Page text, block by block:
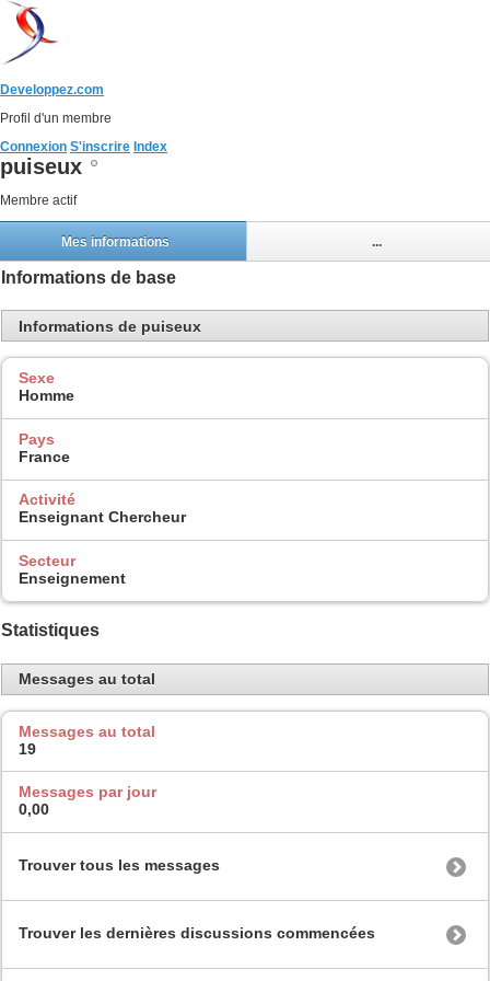
Developpez.com
Profil d'un membre
Connexion S'inscrire Index
puiseux
Membre actif
Mes informations ...
Informations de base
Informations de puiseux
Sexe
Homme
Pays
France
Activité
Enseignant Chercheur
Secteur
Enseignement
Statistiques
Messages au total
Messages au total
19
Messages par jour
0,00
Trouver tous les messages
Trouver les dernières discussions commencées